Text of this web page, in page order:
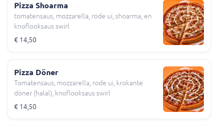
Pizza Shoarma
tomatensaus, mozzarella, rode ui, shoarma, en
knoflooksaus swirl
€ 14,50
Pizza Döner
Tomatensaus, mozzarella, rode ui, krokante
döner (halal), knoflooksaus swirl
€ 14,50